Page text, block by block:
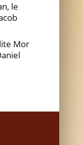
le
Mor